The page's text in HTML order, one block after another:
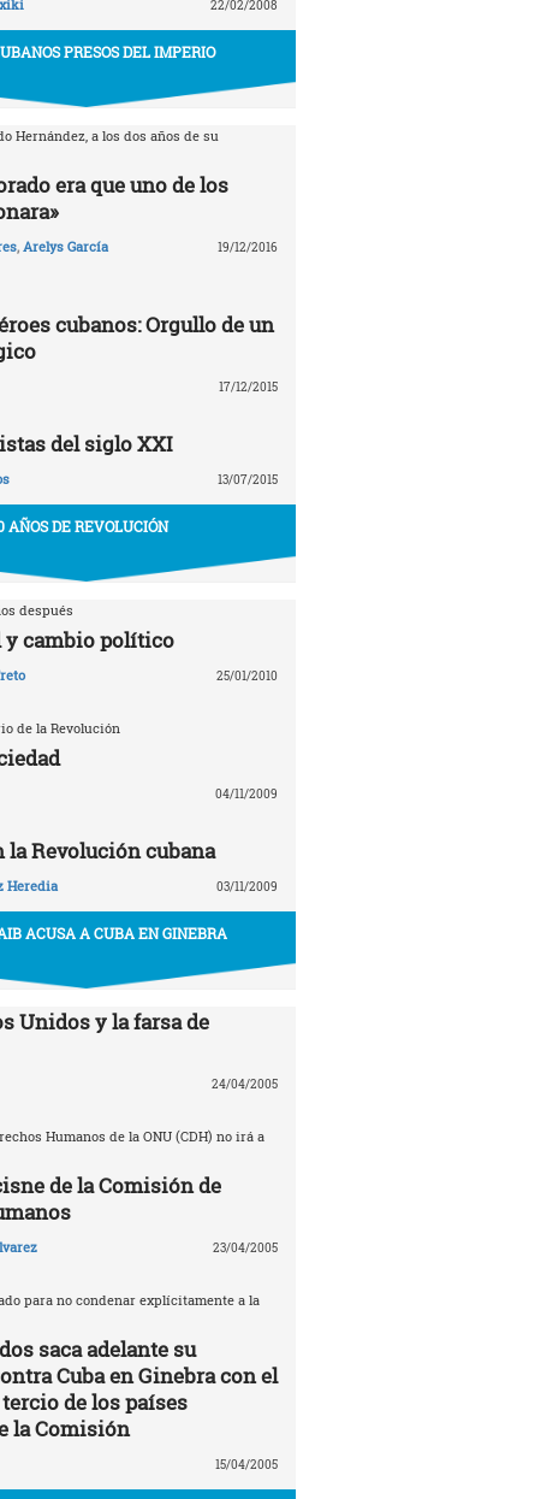
22/02/2008
PRESOS DEL IMPERIO
Hernández, a los dos años de su
era que uno de los
, Arelys García
19/12/2016
cubanos: Orgullo de un
17/12/2015
del siglo XXI
13/07/2015
AÑOS DE REVOLUCIÓN
después
cambio político
25/01/2010
de la Revolución
04/11/2009
la Revolución cubana
Heredia 03/11/2009
ACUSA A CUBA EN GINEBRA
Unidos y la farsa de
24/04/2005
Humanos de la ONU (CDH) no irá a
de la Comisión de
23/04/2005
para no condenar explícitamente a la
saca adelante su
Cuba en Ginebra con el
de los países
la Comisión
15/04/2005